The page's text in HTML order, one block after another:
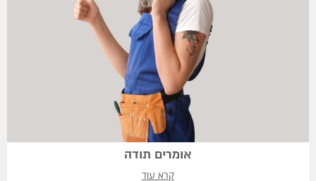
אומרים תודה
קרא עוד